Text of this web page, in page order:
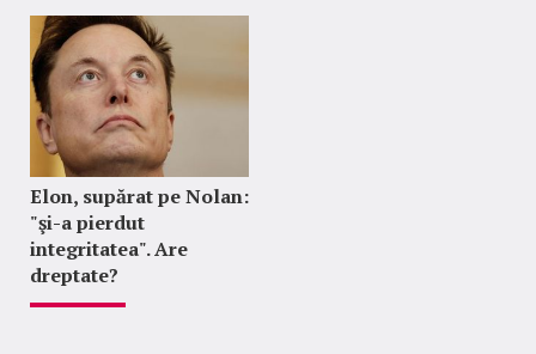
Elon, supărat pe Nolan:
"şi-a pierdut
integritatea". Are
dreptate?